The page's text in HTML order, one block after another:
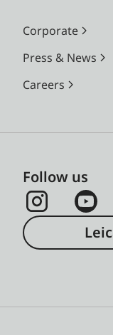
Corporate
Press & News
Careers
Follow us